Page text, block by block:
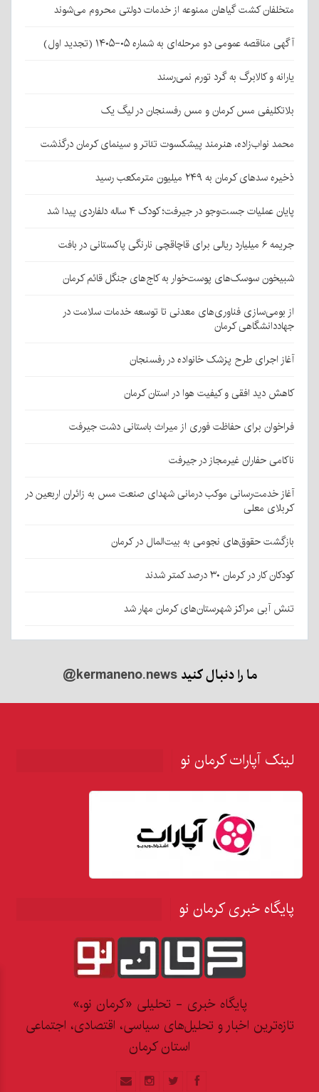
متخلفان کشت گیاهان ممنوعه از خدمات دولتی محروم می‌شوند
آگهی مناقصه عمومی دو مرحله‌ای به شماره ۰۵-۱۴۰۵ (تجدید اول)
یارانه و کالابرگ به گرد تورم نمی‌رسند
بلاتکلیفی مس کرمان و مس رفسنجان در لیگ یک
محمد نواب‌زاده، هنرمند پیشکسوت تئاتر و سینمای کرمان درگذشت
ذخیره سدهای کرمان به ۲۴۹ میلیون مترمکعب رسید
پایان عملیات جست‌وجو در جیرفت؛ کودک ۴ ساله دلفاردی پیدا شد
جریمه ۶ میلیارد ریالی برای قاچاقچی نارنگی پاکستانی در بافت
شبیخون سوسک‌های پوست‌خوار به کاج‌های جنگل قائم کرمان
از بومی‌سازی فناوری‌های معدنی تا توسعه خدمات سلامت در
جهاددانشگاهی کرمان
آغاز اجرای طرح پزشک خانواده در رفسنجان
کاهش دید افقی و کیفیت هوا در استان کرمان
فراخوان برای حفاظت فوری از میراث باستانی دشت جیرفت
ناکامی حفاران غیرمجاز در جیرفت
آغاز خدمت‌رسانی موکب درمانی شهدای صنعت مس به زائران اربعین در
کربلای معلی
بازگشت حقوق‌های نجومی به بیت‌المال در کرمان
کودکان کار در کرمان ۳۰ درصد کمتر شدند
تنش آبی مراکز شهرستان‌های کرمان مهار شد
ما را دنبال کنید@kermaneno.news
لینک آپارات کرمان نو
پایگاه خبری کرمان نو
پایگاه خبری - تحلیلی «کرمان نو،»
تازه‌ترین اخبار و تحلیل‌های سیاسی، اقتصادی، اجتماعی
استان کرمان